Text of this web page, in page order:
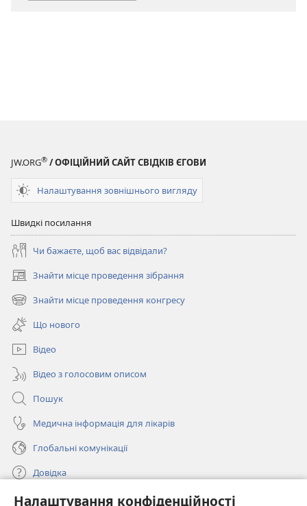
Налаштування конфіденційності
JW.ORG® / ОФІЦІЙНИЙ САЙТ СВІДКІВ ЄГОВИ
Налаштування зовнішнього вигляду
Швидкі посилання
Чи бажаєте, щоб вас відвідали?
Знайти місце проведення зібрання
(відкривається
у
новому
вікні)
Знайти місце проведення конгресу
(відкривається
новому
вікні)
Що нового
Відео
Відео з голосовим описом
Пошук
Медична інформація для лікарів
Глобальні комунікації
Довідка